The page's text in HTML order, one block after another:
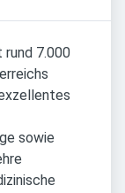
rund 7.000
sowie